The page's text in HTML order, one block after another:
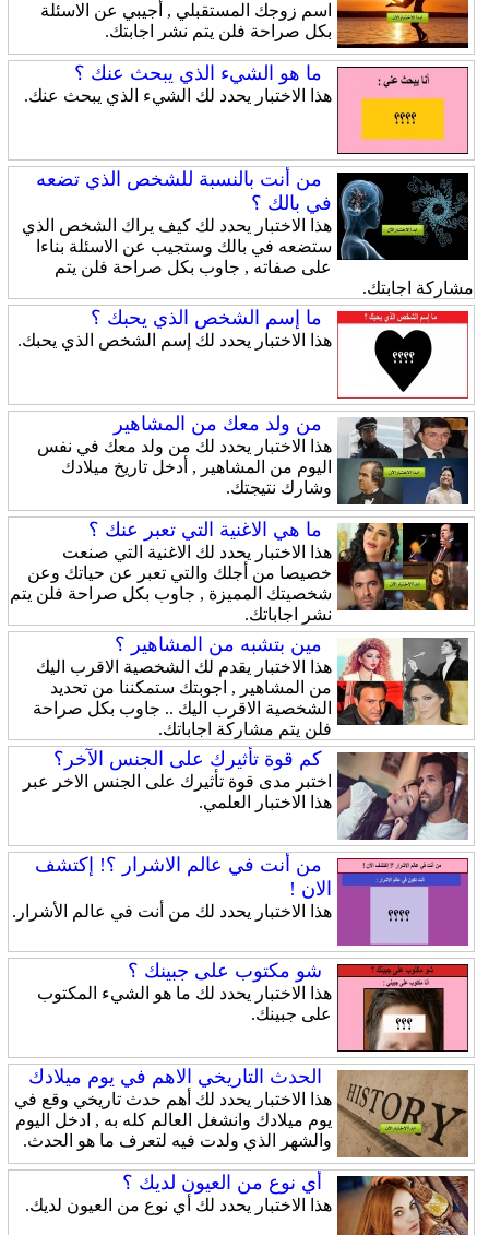
اسم زوجك المستقبلي , أجيبي عن الاسئلة
بكل صراحة فلن يتم نشر اجابتك.
ما هو الشيء الذي يبحث عنك ؟
هذا الاختبار يحدد لك الشيء الذي يبحث عنك.
من أنت بالنسبة للشخص الذي تضعه
في بالك ؟
هذا الاختبار يحدد لك كيف يراك الشخص الذي
ستضعه في بالك وستجيب عن الاسئلة بناءا
على صفاته , جاوب بكل صراحة فلن يتم
مشاركة اجابتك.
ما إسم الشخص الذي يحبك ؟
هذا الاختبار يحدد لك إسم الشخص الذي يحبك.
من ولد معك من المشاهير
هذا الاختبار يحدد لك من ولد معك في نفس
اليوم من المشاهير , أدخل تاريخ ميلادك
وشارك نتيجتك.
ما هي الاغنية التي تعبر عنك ؟
هذا الاختبار يحدد لك الاغنية التي صنعت
خصيصا من أجلك والتي تعبر عن حياتك وعن
شخصيتك المميزة , جاوب بكل صراحة فلن يتم
نشر اجاباتك.
مين بتشبه من المشاهير ؟
هذا الاختبار يقدم لك الشخصية الاقرب اليك
من المشاهير , اجوبتك ستمكننا من تحديد
الشخصية الاقرب اليك .. جاوب بكل صراحة
فلن يتم مشاركة اجاباتك.
كم قوة تأثيرك على الجنس الآخر؟
اختبر مدى قوة تأثيرك على الجنس الاخر عبر
هذا الاختبار العلمي.
من أنت في عالم الاشرار ؟! إكتشف
الان !
هذا الاختبار يحدد لك من أنت في عالم الأشرار.
شو مكتوب على جبينك ؟
هذا الاختبار يحدد لك ما هو الشيء المكتوب
على جبينك.
الحدث التاريخي الاهم في يوم ميلادك
هذا الاختبار يحدد لك أهم حدث تاريخي وقع في
يوم ميلادك وانشغل العالم كله به , ادخل اليوم
والشهر الذي ولدت فيه لتعرف ما هو الحدث.
أي نوع من العيون لديك ؟
هذا الاختبار يحدد لك أي نوع من العيون لديك.